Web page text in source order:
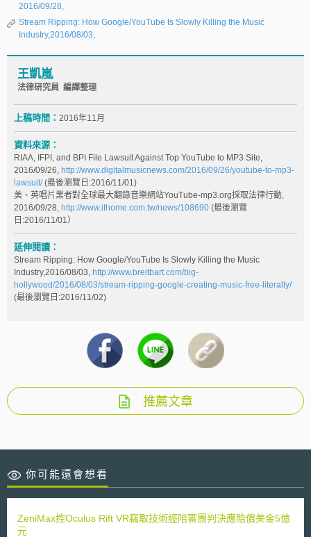
2016/09/28,
Stream Ripping: How Google/YouTube Is Slowly Killing the Music
Industry,2016/08/03,
王凱嵐
法律研究員 編譯整理
上稿時間： 2016年11月
資料來源：
RIAA, IFPI, and BPI File Lawsuit Against Top YouTube to MP3 Site,
2016/09/26, http://www.digitalmusicnews.com/2016/09/26/youtube-to-mp3-
lawsuit/(最後瀏覽日:2016/11/01)
美、英唱片業者對全球最大翻錄音樂網站YouTube-mp3.org採取法律行動,
2016/09/28, http://www.ithome.com.tw/news/108690 (最後瀏覽
日:2016/11/01）
延伸閱讀：
Stream Ripping: How Google/YouTube Is Slowly Killing the Music
Industry,2016/08/03, http://www.breitbart.com/big-
hollywood/2016/08/03/stream-ripping-google-creating-music-free-literally/
(最後瀏覽日:2016/11/02)
推薦文章
你可能還會想看
ZeniMax控Oculus Rift VR竊取技術經陪審團判決應賠償美金5億
元